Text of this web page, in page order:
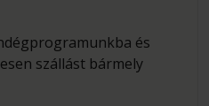
és
szállást bármely